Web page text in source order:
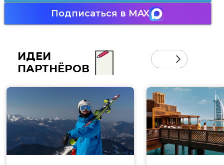
Подписаться в MAX
ИДЕИ
ПАРТНЁРОВ